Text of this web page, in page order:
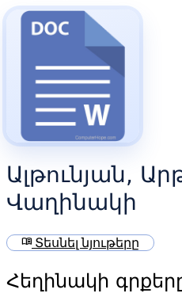
Ալթունյան,
Վաղինակի
menu_book Տեսնել նյութերը
Հեղինակի